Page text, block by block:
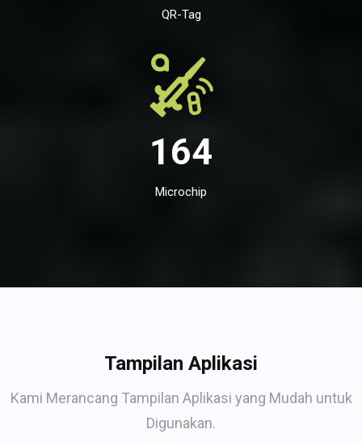
QR-Tag
164
Microchip
Tampilan Aplikasi
Kami Merancang Tampilan Aplikasi yang Mudah untuk
Digunakan.